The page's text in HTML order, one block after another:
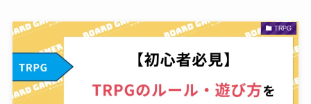
TRPG